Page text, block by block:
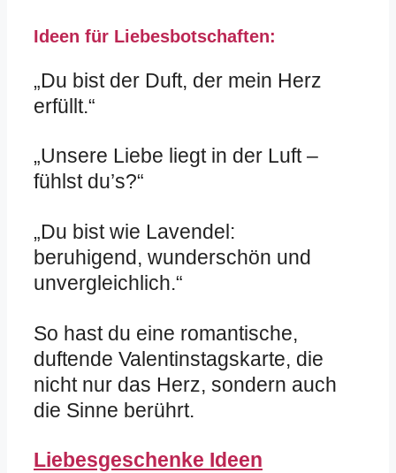
Ideen für Liebesbotschaften:
„Du bist der Duft, der mein Herz
erfüllt.“
„Unsere Liebe liegt in der Luft –
fühlst du’s?“
„Du bist wie Lavendel:
beruhigend, wunderschön und
unvergleichlich.“
So hast du eine romantische,
duftende Valentinstagskarte, die
nicht nur das Herz, sondern auch
die Sinne berührt.
Liebesgeschenke Ideen